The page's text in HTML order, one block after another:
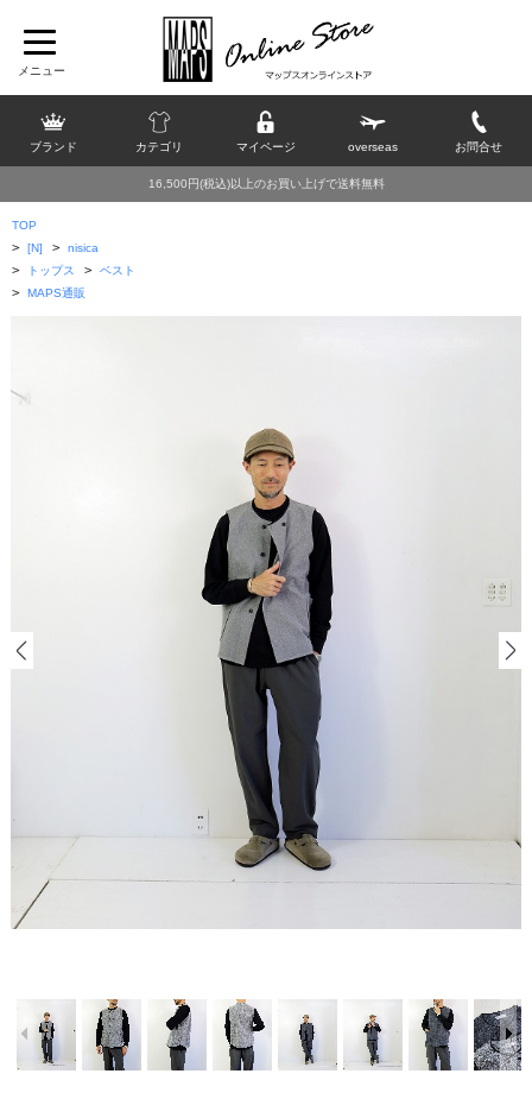
ブランド カテゴリ マイページ overseas お問合せ
16,500円(税込)以上のお買い上げで送料無料
TOP
> [N] > nisica
> トップス > ベスト
> MAPS通販